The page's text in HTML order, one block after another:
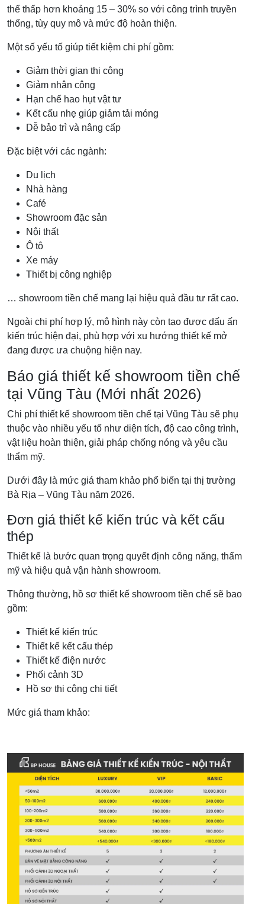
thể thấp hơn khoảng 15 – 30% so với công trình truyền
thống, tùy quy mô và mức độ hoàn thiện.
Một số yếu tố giúp tiết kiệm chi phí gồm:
Giảm thời gian thi công
Giảm nhân công
Hạn chế hao hụt vật tư
Kết cấu nhẹ giúp giảm tải móng
Dễ bảo trì và nâng cấp
Đặc biệt với các ngành:
Du lịch
Nhà hàng
Café
Showroom đặc sản
Nội thất
Ô tô
Xe máy
Thiết bị công nghiệp
… showroom tiền chế mang lại hiệu quả đầu tư rất cao.
Ngoài chi phí hợp lý, mô hình này còn tạo được dấu ấn
kiến trúc hiện đại, phù hợp với xu hướng thiết kế mở
đang được ưa chuộng hiện nay.
Báo giá thiết kế showroom tiền chế
tại Vũng Tàu (Mới nhất 2026)
Chi phí thiết kế showroom tiền chế tại Vũng Tàu sẽ phụ
thuộc vào nhiều yếu tố như diện tích, độ cao công trình,
vật liệu hoàn thiện, giải pháp chống nóng và yêu cầu
thẩm mỹ.
Dưới đây là mức giá tham khảo phổ biến tại thị trường
Bà Rịa – Vũng Tàu năm 2026.
Đơn giá thiết kế kiến trúc và kết cấu
thép
Thiết kế là bước quan trọng quyết định công năng, thẩm
mỹ và hiệu quả vận hành showroom.
Thông thường, hồ sơ thiết kế showroom tiền chế sẽ bao
gồm:
Thiết kế kiến trúc
Thiết kế kết cấu thép
Thiết kế điện nước
Phối cảnh 3D
Hồ sơ thi công chi tiết
Mức giá tham khảo: